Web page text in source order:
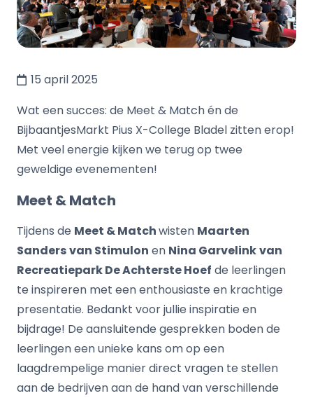
15 april 2025
Wat een succes: de Meet & Match én de
BijbaantjesMarkt Pius X-College Bladel zitten erop!
Met veel energie kijken we terug op twee
geweldige evenementen!
Meet & Match
Tijdens de Meet & Matchwisten Maarten
Sandersvan Stimulon en Nina Garvelinkvan
Recreatiepark De Achterste Hoef de leerlingen
te inspireren met een enthousiaste en krachtige
presentatie. Bedankt voor jullie inspiratie en
bijdrage! De aansluitende gesprekken boden de
leerlingen een unieke kans om op een
laagdrempelige manier direct vragen te stellen
aan de bedrijven aan de hand van verschillende